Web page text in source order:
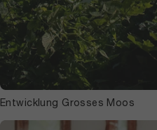
Entwicklung Grosses Moos